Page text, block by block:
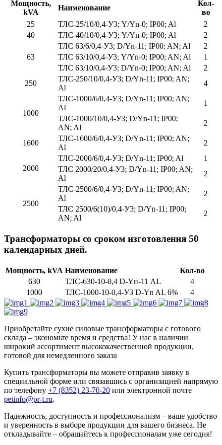
Мощность,
kVA
Наименование
Кол-
во
25
ТЛС-25/10/0,4-У3; Y/Yn-0; IP00; Al
2
40
ТЛС-40/10/0,4-У3; Y/Yn-0; IP00; Al 2
63
ТЛС 63/6/0,4-У3; D/Yn-11; IP00; AN; Al
2
ТЛС 63/10/0,4-У3; Y/Yn-0; IP00; AN; Al
1
ТЛС 63/10/0,4-У3; D/Yn-0; IP00; AN; Al
2
250
ТЛС-250/10/0,4-У3; D/Yn-11; IP00; AN;
Al
4
1000
ТЛС-1000/6/0,4-У3; D/Yn-11; IP00; AN;
Al
1
ТЛС-1000/10/0,4-У3; D/Yn-11; IP00;
AN; Al
2
1600
ТЛС-1600/6/0,4-У3; D/Yn-11; IP00; AN;
Al
2
2000
ТЛС-2000/6/0,4-У3; D/Yn-11; IP00; Al
1
ТЛС 2000/20/0,4-У3; D/Yn-11; IP00; AN;
Al
2
2500
ТЛС-2500/6/0,4-У3; D/Yn-11; IP00; AN;
Al
2
ТЛС 2500/6(10)/0,4-У3; D/Yn-11; IP00;
AN; Al
2
Трансформаторы со сроком изготовления 50
календарных дней.
Мощность, kVA Наименование
Кол-во
630
ТЛС-630-10-0,4 D-Yн-11 АL
4
1000
ТЛС-1000-10-0,4-У3 D-Yn AL 6% 4
Приобретайте сухие силовые трансформаторы с готового
склада – экономьте время и средства! У нас в наличии
широкий ассортимент высококачественной продукции,
готовой для немедленного заказа
Купить трансформаторы вы можете отправив заявку в
специальной форме или связавшись с организацией напрямую
по телефону +7 (8352) 23-70-20 или электронной почте
petinfo@pr-t.ru.
Надежность, доступность и профессионализм – ваше удобство
и уверенность в выборе продукции для вашего бизнеса. Не
откладывайте – обращайтесь к профессионалам уже сегодня!